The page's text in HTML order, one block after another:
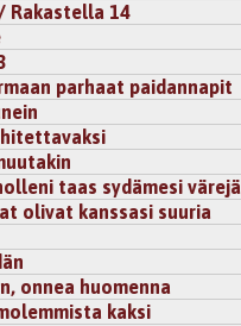
Rakastella 14
parhaat paidannapit
taas sydämesi värejä
olivat kanssasi suuria
onnea huomenna
kaksi